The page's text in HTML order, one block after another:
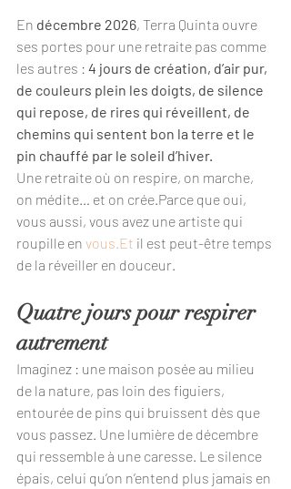
En décembre 2026, Terra Quinta ouvre
ses portes pour une retraite pas comme
les autres : 4 jours de création, d’air pur,
de couleurs plein les doigts, de silence
qui repose, de rires qui réveillent, de
chemins qui sentent bon la terre et le
pin chauffé par le soleil d’hiver.
Une retraite où on respire, on marche,
on médite… et on crée.Parce que oui,
vous aussi, vous avez une artiste qui
roupille en vous.Et il est peut-être temps
de la réveiller en douceur.
Quatre jours pour respirer
autrement
Imaginez : une maison posée au milieu
de la nature, pas loin des figuiers,
entourée de pins qui bruissent dès que
vous passez. Une lumière de décembre
qui ressemble à une caresse. Le silence
épais, celui qu’on n’entend plus jamais en